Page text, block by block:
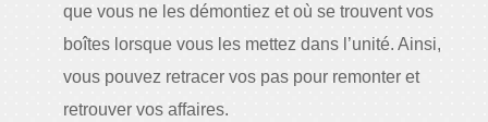
que vous ne les démontiez et où se trouvent vos
boîtes lorsque vous les mettez dans l’unité. Ainsi,
vous pouvez retracer vos pas pour remonter et
retrouver vos affaires.